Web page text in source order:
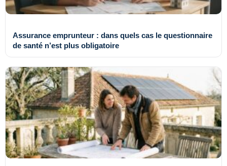
Assurance emprunteur : dans quels cas le questionnaire
de santé n’est plus obligatoire